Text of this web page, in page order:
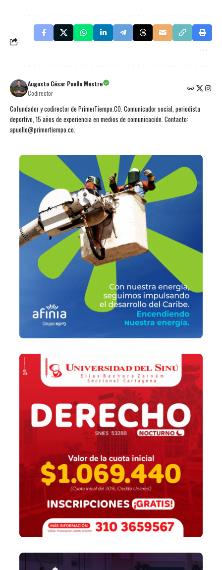
Augusto César Puello Mestre
Codirector
Cofundador y codirector de PrimerTiempo.CO. Comunicador social, periodista
deportivo, 15 años de experiencia en medios de comunicación. Contacto:
apuello@primertiempo.co.